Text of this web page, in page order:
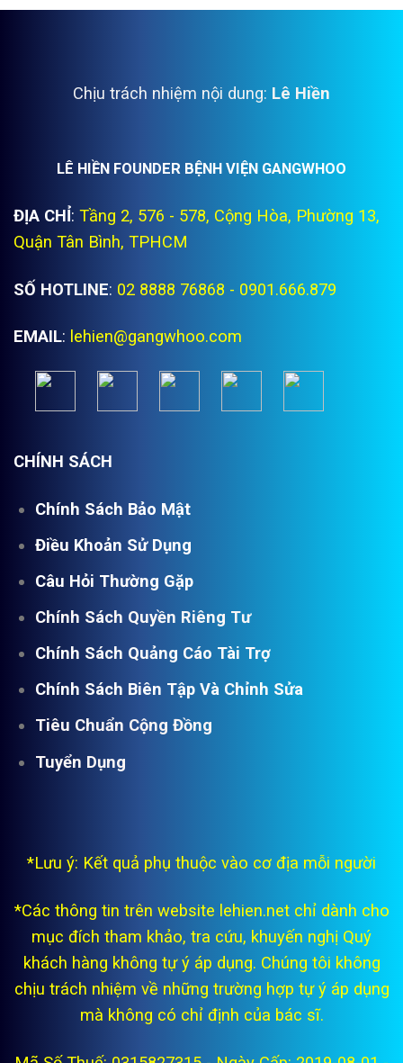
Chịu trách nhiệm nội dung: Lê Hiền
LÊ HIỀN FOUNDER BỆNH VIỆN GANGWHOO
ĐỊA CHỈ: Tầng 2, 576 - 578, Cộng Hòa, Phường 13,
Quận Tân Bình, TPHCM
SỐ HOTLINE: 02 8888 76868 - 0901.666.879
EMAIL: lehien@gangwhoo.com
CHÍNH SÁCH
Chính Sách Bảo Mật
Điều Khoản Sử Dụng
Câu Hỏi Thường Gặp
Chính Sách Quyền Riêng Tư
Chính Sách Quảng Cáo Tài Trợ
Chính Sách Biên Tập Và Chỉnh Sửa
Tiêu Chuẩn Cộng Đồng
Tuyển Dụng
*Lưu ý: Kết quả phụ thuộc vào cơ địa mỗi người
*Các thông tin trên website lehien.net chỉ dành cho
mục đích tham khảo, tra cứu, khuyến nghị Quý
khách hàng không tự ý áp dụng. Chúng tôi không
chịu trách nhiệm về những trường hợp tự ý áp dụng
mà không có chỉ định của bác sĩ.